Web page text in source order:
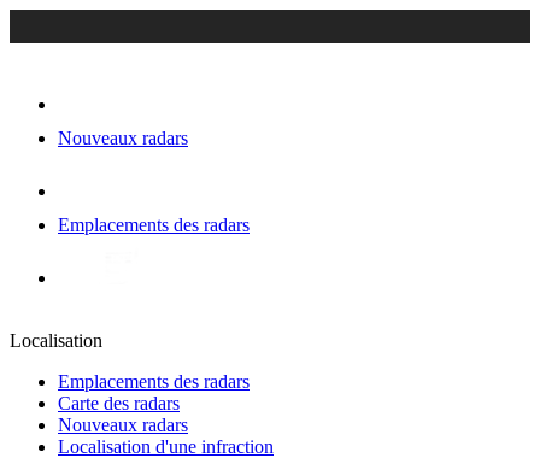
Nouveaux radars
Emplacements des radars
Localisation
Emplacements des radars
Carte des radars
Nouveaux radars
Localisation d'une infraction